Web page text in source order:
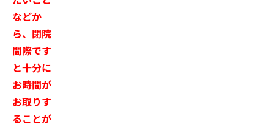
などか
ら、閉院
間際です
と十分に
お時間が
お取りす
ることが